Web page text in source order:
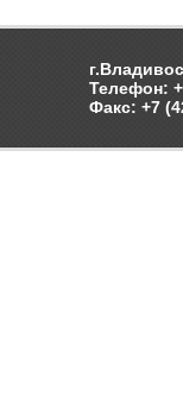
Телефон:
Факс: +7